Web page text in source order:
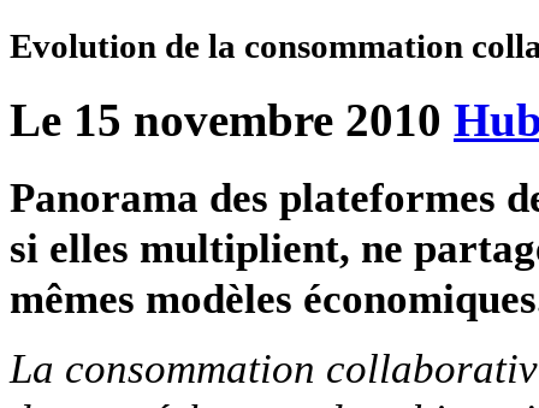
Evolution de la consommation
Le 15 novembre 2010
Panorama des plateformes
si elles multiplient, ne
mêmes modèles
La consommation